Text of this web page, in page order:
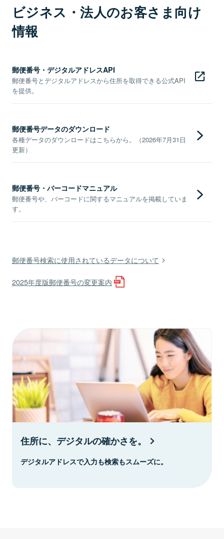
ビジネス・法人のお客さま向け
情報
郵便番号・デジタルアドレスAPI
郵便番号とデジタルアドレスから住所を取得できる公式API
を提供。
郵便番号データのダウンロード
各種データのダウンロードはこちらから。（2026年7月31日
更新）
郵便番号・バーコードマニュアル
郵便番号や、バーコードに関するマニュアルを掲載していま
す。
郵便番号検索に使用されているデータについて
2025年度版郵便番号の変更案内
住所に、デジタルの確かさを。
デジタルアドレスで入力も検索もスムーズに。